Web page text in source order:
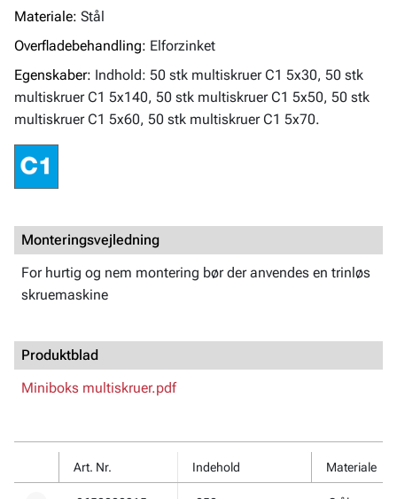
Materiale: Stål
Overfladebehandling: Elforzinket
Egenskaber: Indhold: 50 stk multiskruer C1 5x30, 50 stk
multiskruer C1 5x140, 50 stk multiskruer C1 5x50, 50 stk
multiskruer C1 5x60, 50 stk multiskruer C1 5x70.
Monteringsvejledning
For hurtig og nem montering bør der anvendes en trinløs
skruemaskine
Produktblad
Miniboks multiskruer.pdf
Art. Nr. Indehold Materiale